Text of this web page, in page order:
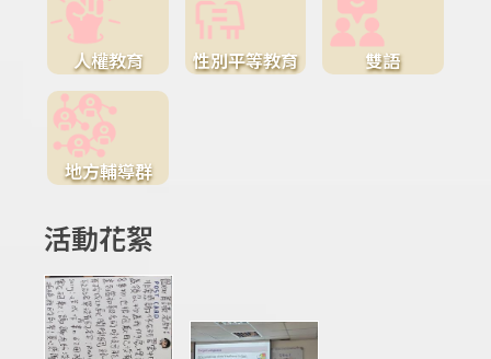
人權教育 性別平等教育 雙語
地方輔導群
活動花絮